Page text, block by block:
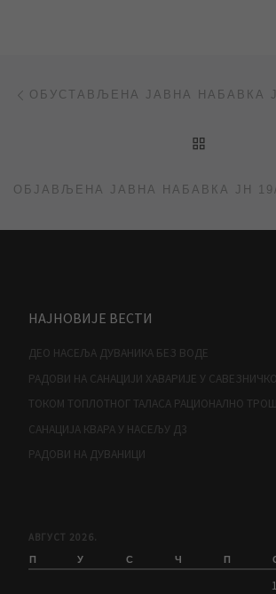
Post navigation
ОБУСТАВЉЕНА ЈАВНА НАБАВКА
НАЈНОВИЈЕ ВЕСТИ
ДЕО НАСЕЉА ДУВАНИКА БЕЗ ВОДЕ
РАДОВИ НА САНАЦИЈИ ХАВАРИЈЕ У
ТОКОМ ТОПЛОТНОГ ТАЛАСА РАЦИОНАЛНО
САНАЦИЈА КВАРА У НАСЕЉУ Д3
РАДОВИ НА ДУВАНИЦИ
АВГУСТ 2026.
П У С Ч П
1